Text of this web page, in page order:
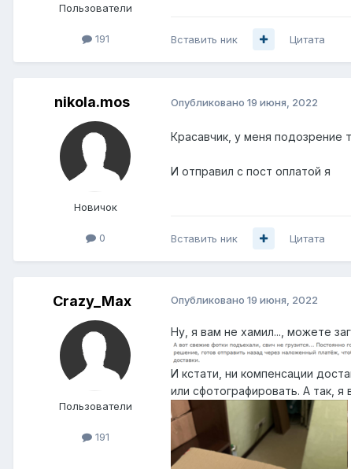
Пользователи
191 Вставить ник Цитата
nikola.mos
Новичок
0
Опубликовано 19 июня, 2022
Красавчик, у меня подозрение
И отправил с пост оплатой я
Вставить ник Цитата
Crazy_Max
Пользователи
191
Опубликовано 19 июня, 2022
Ну, я вам не хамил..., можете
И кстати, ни компенсации
или сфотографировать. А так,